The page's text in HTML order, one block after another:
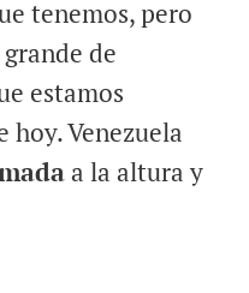
tenemos, pero
de
estamos
Venezuela
a la altura y